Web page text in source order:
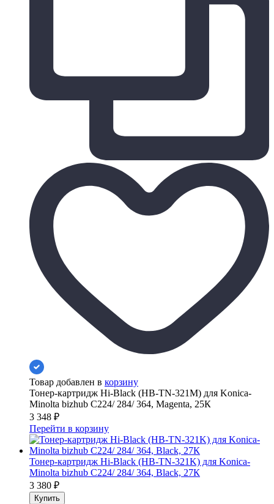
Товар добавлен в корзину
Тонер-картридж Hi-Black (HB-TN-321M) для Konica-
Minolta bizhub C224/ 284/ 364, Magenta, 25К
3 348 ₽
Перейти в корзину
Тонер-картридж Hi-Black (HB-TN-321K) для Konica-
Minolta bizhub C224/ 284/ 364, Black, 27К
3 380 ₽